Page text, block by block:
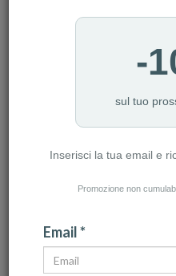
-
sul tuo
Inserisci la tua email e
Promozione non
Email *